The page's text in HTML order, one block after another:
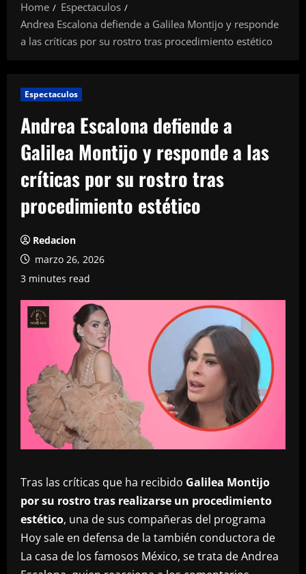
Home
Espectaculos
Andrea Escalona defiende a Galilea Montijo y responde
a las críticas por su rostro tras procedimiento estético
Espectaculos
Andrea Escalona defiende a
Galilea Montijo y responde a las
críticas por su rostro tras
procedimiento estético
Redacion
marzo 26, 2026
3 minutes read
Tras las críticas que ha recibido Galilea Montijo
por su rostro tras realizarse un procedimiento
estético, una de sus compañeras del programa
Hoy sale en defensa de la también conductora de
La casa de los famosos México, se trata de Andrea